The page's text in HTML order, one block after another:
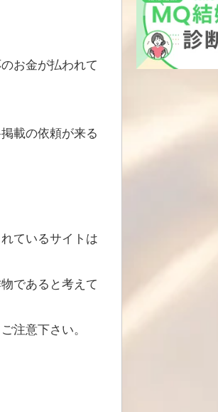
お金が払われて
載の依頼が来る
ているサイトは
であると考えて
注意下さい。